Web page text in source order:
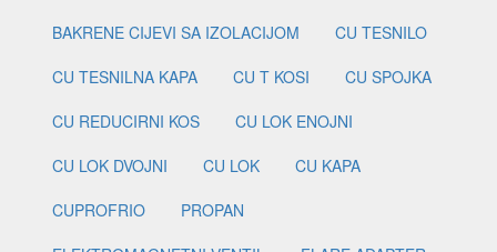
BAKRENE CIJEVI SA IZOLACIJOM
CU TESNILO
CU TESNILNA KAPA
CU T KOSI
CU SPOJKA
CU REDUCIRNI KOS
CU LOK ENOJNI
CU LOK DVOJNI
CU LOK
CU KAPA
CUPROFRIO
PROPAN